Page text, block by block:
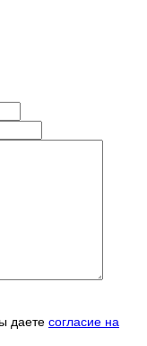
даете согласие на